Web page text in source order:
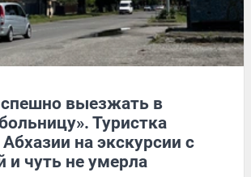
выезжать в
Туристка
на экскурсии с
и чуть не умерла